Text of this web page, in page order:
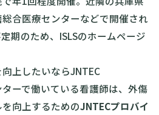
合医療センターなどで開催され
期のため、 ISLSのホームページ
上したいならJNTEC
ーで働いている看護師は、外傷
向上するためのJNTECプロバイ